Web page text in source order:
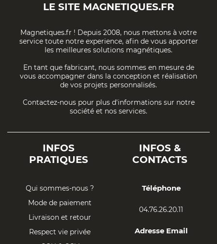
LE SITE MAGNETIQUES.FR
Magnetiques.fr ! Depuis 2008, nous mettons à votre
service toute notre experience, afin de vous apporter
les meilleures solutions magnétiques.
En tant que fabricant, nous sommes en mesure de
vous accompagner dans la conception et réalisation
de vos projets personnalisés.
Contactez-nous pour plus d'informations sur notre
société et nos services.
INFOS
PRATIQUES
Qui sommes-nous ?
Mode de paiement
Livraison et retour
Respect vie privée
INFOS &
CONTACTS
Téléphone
04.76.26.20.11
Adresse Email